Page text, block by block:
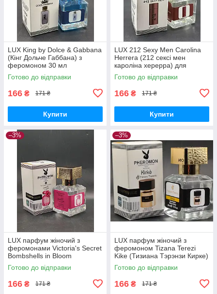
LUX King by Dolce & Gabbana
(Кінг Дольче Габбана) з
феромоном 30 мл
Готово до відправки
166 ₴ 171 ₴
Купити
LUX 212 Sexy Men Carolina
Herrera (212 сексі мен
кароліна херерра) для
чоловіків з феромоном 30 мл
Готово до відправки
166 ₴ 171 ₴
Купити
–3%
LUX парфум жіночий з
феромонами Victoria's Secret
Bombshells in Bloom
(Виктория сикрет Бомбшел
ин Блум) 30 мл
Готово до відправки
166 ₴ 171 ₴
–3%
LUX парфум жіночий з
феромоном Tizana Terezi
Kike (Тизиана Тэрэнзи Кирке)
30 мл
Готово до відправки
166 ₴ 171 ₴